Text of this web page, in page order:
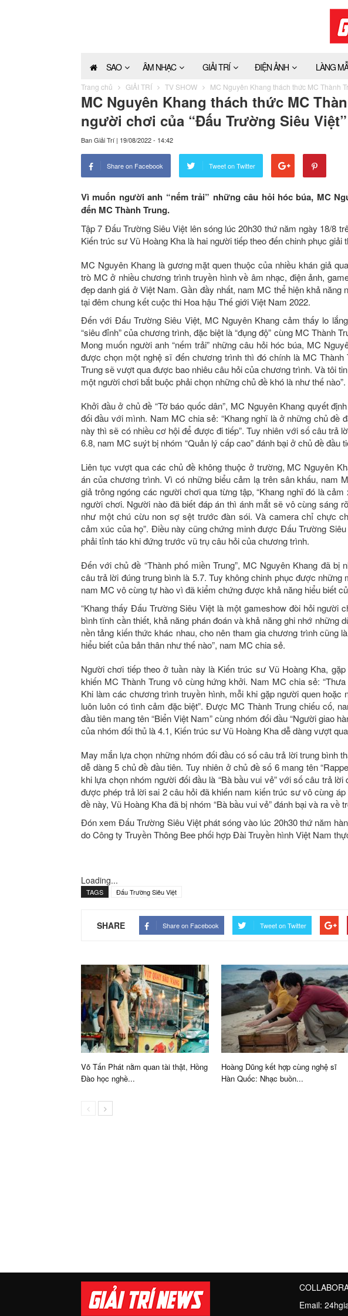
SAO ÂM NHẠC GIẢI TRÍ ĐIỆN ẢNH LÀNG
Trang chủ GIẢI TRÍ TV SHOW MC Nguyên Khang thách thức MC Thành
MC Nguyên Khang thách thức MC
người chơi của “Đấu Trường Siêu Việt”
Ban Giải Trí | 19/08/2022 - 14:42
Share on Facebook Tweet on Twitter
Vì muốn người anh “nếm trải” những câu hỏi hóc búa, MC
đến MC Thành Trung.
Tập 7 Đấu Trường Siêu Việt lên sóng lúc 20h30 thứ năm ngày 18/8
Kiến trúc sư Vũ Hoàng Kha là hai người tiếp theo đến chinh phục giải
MC Nguyên Khang là gương mặt quen thuộc của nhiều khán giả
trò MC ở nhiều chương trình truyền hình về âm nhạc, điện ảnh,
đẹp danh giá ở Việt Nam. Gần đầy nhất, nam MC thể hiện khả năng
tại đêm chung kết cuộc thi Hoa hậu Thế giới Việt Nam 2022.
Đến với Đấu Trường Siêu Việt, MC Nguyên Khang cảm thấy lo
“siêu đỉnh” của chương trình, đặc biệt là “đụng độ” cùng MC Thành
Mong muốn người anh “nếm trải” những câu hỏi hóc búa, MC
được chọn một nghệ sĩ đến chương trình thì đó chính là MC Thành
Trung sẽ vượt qua được bao nhiêu câu hỏi của chương trình. Và tôi
một người chơi bắt buộc phải chọn những chủ đề khó là như thế nào”.
Khởi đầu ở chủ đề “Tờ báo quốc dân”, MC Nguyên Khang quyết
đối đầu với mình. Nam MC chia sẻ: “Khang nghĩ là ở những chủ đề
này thì sẽ có nhiều cơ hội để được đi tiếp”. Tuy nhiên với số câu trả
6.8, nam MC suýt bị nhóm “Quản lý cấp cao” đánh bại ở chủ đề đầu
Liên tục vượt qua các chủ đề không thuộc ở trường, MC Nguyên
án của chương trình. Vì có những biểu cảm lạ trên sân khấu, nam
giả trông ngóng các người chơi qua từng tập, “Khang nghĩ đó là
người chơi. Người nào đã biết đáp án thì ánh mắt sẽ vô cùng sáng
như một chú cừu non sợ sệt trước đàn sói. Và camera chỉ chực
cảm xúc của họ”. Điều này cũng chứng minh được Đấu Trường
phải tỉnh táo khi đứng trước vũ trụ câu hỏi của chương trình.
Đến với chủ đề “Thành phố miền Trung”, MC Nguyên Khang đã bị
câu trả lời đúng trung bình là 5.7. Tuy không chinh phục được những
nam MC vô cùng tự hào vì đã kiểm chứng được khả năng hiểu biết
“Khang thấy Đấu Trường Siêu Việt là một gameshow đòi hỏi người
bình tĩnh cần thiết, khả năng phán đoán và khả năng ghi nhớ những
nền tảng kiến thức khác nhau, cho nên tham gia chương trình cũng
hiểu biết của bản thân như thế nào”, nam MC chia sẻ.
Người chơi tiếp theo ở tuần này là Kiến trúc sư Vũ Hoàng Kha,
khiến MC Thành Trung vô cùng hứng khởi. Nam MC chia sẻ:
Khi làm các chương trình truyền hình, mỗi khi gặp người quen hoặc
luôn luôn có tình cảm đặc biệt”. Được MC Thành Trung chiếu cố,
đầu tiên mang tên “Biển Việt Nam” cùng nhóm đối đầu “Người giao
của nhóm đối thủ là 4.1, Kiến trúc sư Vũ Hoàng Kha dễ dàng vượt
May mắn lựa chọn những nhóm đối đầu có số câu trả lời trung bình
dễ dàng 5 chủ đề đầu tiên. Tuy nhiên ở chủ đề số 6 mang tên
khi lựa chọn nhóm người đối đầu là “Bà bầu vui vẻ” với số câu trả
được phép trả lời sai 2 câu hỏi đã khiến nam kiến trúc sư vô cùng
đề này, Vũ Hoàng Kha đã bị nhóm “Bà bầu vui vẻ” đánh bại và ra về
Đón xem Đấu Trường Siêu Việt phát sóng vào lúc 20h30 thứ năm
do Công ty Truyền Thông Bee phối hợp Đài Truyền hình Việt Nam
Loading...
TAGS Đấu Trường Siêu Việt
SHARE Share on Facebook Tweet on Twitter
Võ Tấn Phát nằm quan tài thật, Hồng
Đào học nghề...
Hoàng Dũng kết hợp cùng nghệ sĩ
Hàn Quốc: Nhạc buồn...
Email: